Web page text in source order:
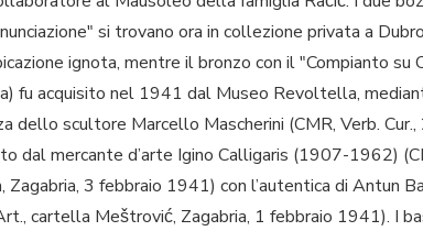
si trovano ora in collezione privata a
ignota, mentre il bronzo con il "Compianto
fu acquisito nel 1941 dal Museo Revoltella,
dello scultore Marcello Mascherini (CMR, Verb.
dal mercante d’arte Igino Calligaris (1907-1962)
Zagabria, 3 febbraio 1941) con l’autentica di Antun
cartella Meštrović, Zagabria, 1 febbraio 1941). I